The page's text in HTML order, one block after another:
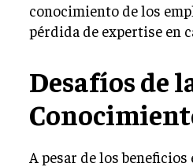
conocimiento de los
pérdida de expertise en
Desafíos de
A pesar de los